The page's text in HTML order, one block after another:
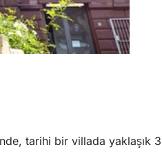
tarihi bir villada yaklaşık